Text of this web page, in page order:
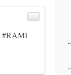
#RAMI